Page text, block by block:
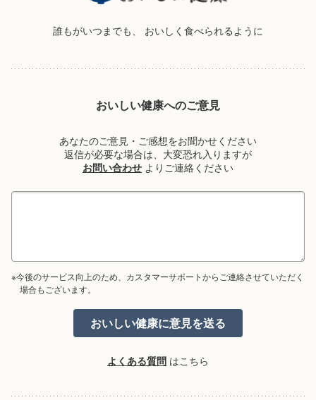
誰もがいつまでも、 おいしく食べられるように
おいしい健康へのご意見
あなたのご意見・ご感想をお聞かせください
返信が必要な場合は、大変恐れ入りますが
お問い合わせ よりご連絡ください
※今後のサービス向上のため、カスタマーサポートからご連絡させていただく
場合もございます。
よくある質問 はこちら